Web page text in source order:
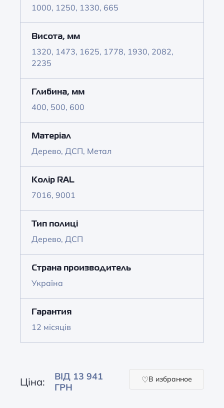
1000, 1250, 1330, 665
Висота, мм
1320, 1473, 1625, 1778, 1930, 2082,
2235
Глибина, мм
400, 500, 600
Матеріал
Дерево, ДСП, Метал
Колір RAL
7016, 9001
Тип полиці
Дерево, ДСП
Страна производитель
Україна
Гарантия
12 місяців
Ціна:
ВІД 13 941
ГРН
В избранное